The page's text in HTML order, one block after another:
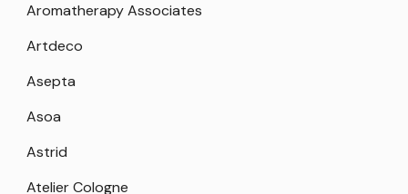
Aromatherapy Associates
Artdeco
Asepta
Asoa
Astrid
Atelier Cologne